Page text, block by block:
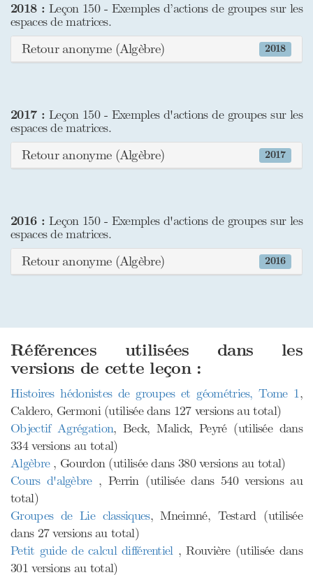
2018 : Leçon 150 - Exemples d’actions de groupes sur les
espaces de matrices.
2018
Retour anonyme (Algèbre)
2017 : Leçon 150 - Exemples d'actions de groupes sur les
espaces de matrices.
2017
Retour anonyme (Algèbre)
2016 : Leçon 150 - Exemples d'actions de groupes sur les
espaces de matrices.
2016
Retour anonyme (Algèbre)
Références utilisées dans les
versions de cette leçon :
Histoires hédonistes de groupes et géométries, Tome 1,
Caldero, Germoni (utilisée dans 127 versions au total)
Objectif Agrégation, Beck, Malick, Peyré (utilisée dans
334 versions au total)
Algèbre , Gourdon (utilisée dans 380 versions au total)
Cours d'algèbre , Perrin (utilisée dans 540 versions au
total)
Groupes de Lie classiques, Mneimné, Testard (utilisée
dans 27 versions au total)
Petit guide de calcul différentiel , Rouvière (utilisée dans
301 versions au total)